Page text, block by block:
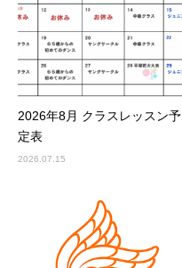
2026年8月 クラスレッスン予
定表
2026.07.15